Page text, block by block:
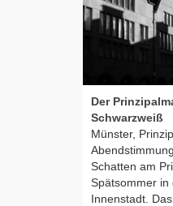
Der
Schwarzweiß
Münster,
Schatten am
Spätsommer in
Innenstadt. Das